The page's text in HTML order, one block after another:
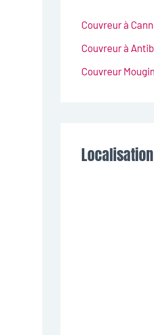
Couvreur à
Couvreur à
Couvreur
Localisation